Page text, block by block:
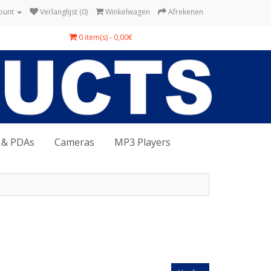
Verlanglijst (0) Winkelwagen Afrekenen
0 item(s) - 0,00€
PDAs Cameras MP3 Players